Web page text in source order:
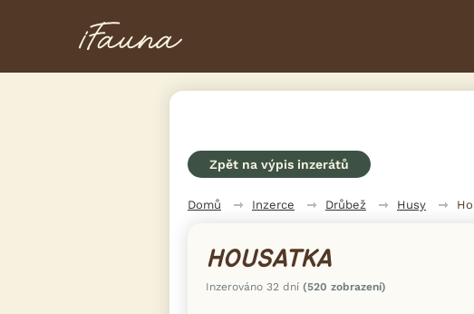
Zpět na výpis inzerátů
Domů Inzerce Drůbež Husy
HOUSATKA
Inzerováno 32 dní (520 zobrazení)